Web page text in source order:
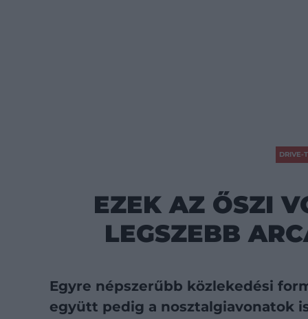
DRIVE-
EZEK AZ ŐSZI
LEGSZEBB
Egyre népszerűbb közlekedési
együtt pedig a nosztalgiavonatok